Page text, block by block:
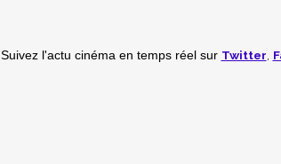
Suivez l'actu cinéma en temps réel sur Twitter